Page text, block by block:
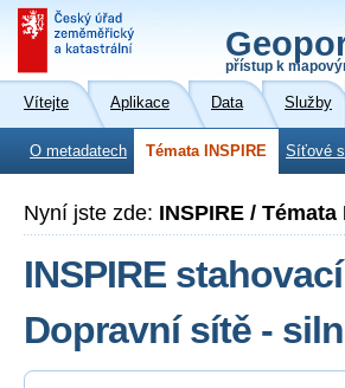
přístup k
Vítejte Aplikace Data Služby
O metadatech Témata INSPIRE Síťové
Nyní jste zde: INSPIRE /
INSPIRE
Dopravní sítě -